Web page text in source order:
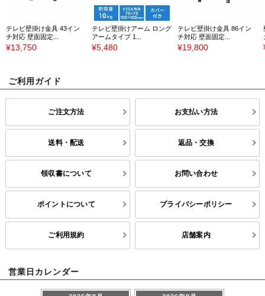
テレビ壁掛け金具 43イン
チ対応 壁面固定...
¥13,750
テレビ壁掛けアーム ロング
アームタイプ 1...
¥5,480
テレビ壁掛け金具 86イン
チ対応 壁面固定...
¥19,800
ご利用ガイド
ご注文方法 お支払い方法
送料・配送 返品・交換
領収書について お問い合わせ
ポイントについて プライバシーポリシー
ご利用規約 店舗案内
営業日カレンダー